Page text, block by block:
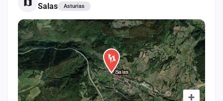
Salas Asturias
+